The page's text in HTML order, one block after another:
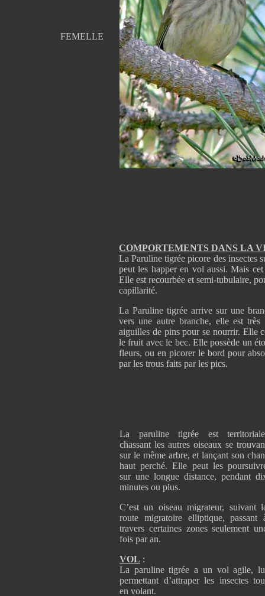
FEMELLE
COMPORTEMENTS DANS LA
La Paruline tigrée picore des insectes
peut les happer en vol aussi. Mais
Elle est recourbée et semi-tubulaire,
capillarité.
La Paruline tigrée arrive sur une
vers une autre branche, elle est
aiguilles de pins pour se nourrir. Elle
le fruit avec le bec. Elle possède un
fleurs, ou en picorer le bord pour
par les trous faits par les pics.
La paruline tigrée est
chassant les autres oiseaux se
sur le même arbre, et lançant son
haut perché. Elle peut les
sur une longue distance, pendant
minutes ou plus.
C’est un oiseau migrateur, suivant
route migratoire elliptique, passant
travers certaines zones seulement
fois par an.
VOL :
La paruline tigrée a un vol agile,
permettant d’attraper les insectes
en volant.